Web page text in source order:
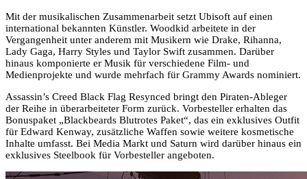
Mit der musikalischen Zusammenarbeit setzt Ubisoft auf einen
international bekannten Künstler. Woodkid arbeitete in der
Vergangenheit unter anderem mit Musikern wie Drake, Rihanna,
Lady Gaga, Harry Styles und Taylor Swift zusammen. Darüber
hinaus komponierte er Musik für verschiedene Film- und
Medienprojekte und wurde mehrfach für Grammy Awards nominiert.
Assassin’s Creed Black Flag Resynced bringt den Piraten-Ableger
der Reihe in überarbeiteter Form zurück. Vorbesteller erhalten das
Bonuspaket „Blackbeards Blutrotes Paket“, das ein exklusives Outfit
für Edward Kenway, zusätzliche Waffen sowie weitere kosmetische
Inhalte umfasst. Bei Media Markt und Saturn wird darüber hinaus ein
exklusives Steelbook für Vorbesteller angeboten.